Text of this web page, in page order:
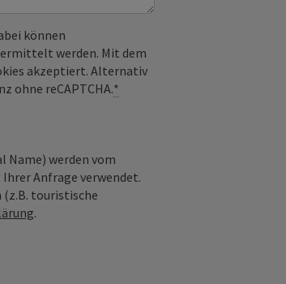
können
werden. Mit dem
akzeptiert. Alternativ
ohne reCAPTCHA.*
Name) werden vom
Anfrage verwendet.
(z.B. touristische
.